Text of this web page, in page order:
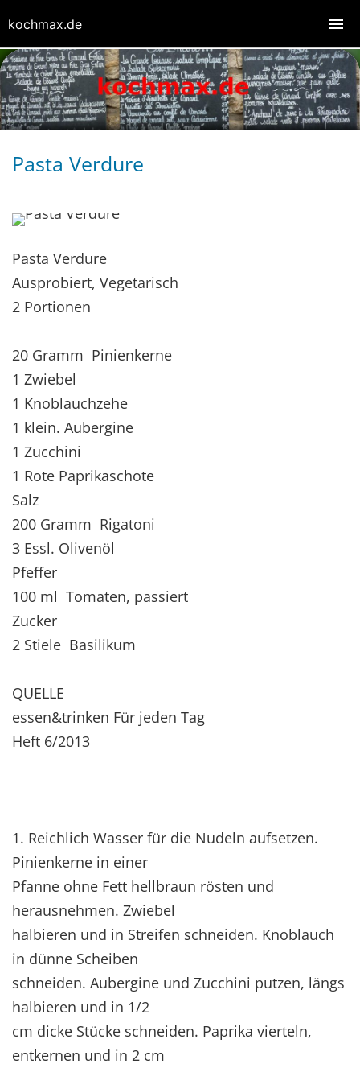
Pasta Verdure
Pasta Verdure
Ausprobiert, Vegetarisch
2 Portionen
20 Gramm Pinienkerne
1 Zwiebel
1 Knoblauchzehe
1 klein. Aubergine
1 Zucchini
1 Rote Paprikaschote
Salz
200 Gramm Rigatoni
3 Essl. Olivenöl
Pfeffer
100 ml Tomaten, passiert
Zucker
2 Stiele Basilikum
QUELLE
essen&trinken Für jeden Tag
Heft 6/2013
1. Reichlich Wasser für die Nudeln aufsetzen.
Pinienkerne in einer
Pfanne ohne Fett hellbraun rösten und
herausnehmen. Zwiebel
halbieren und in Streifen schneiden. Knoblauch
in dünne Scheiben
schneiden. Aubergine und Zucchini putzen, längs
halbieren und in 1/2
cm dicke Stücke schneiden. Paprika vierteln,
entkernen und in 2 cm
kochmax.de